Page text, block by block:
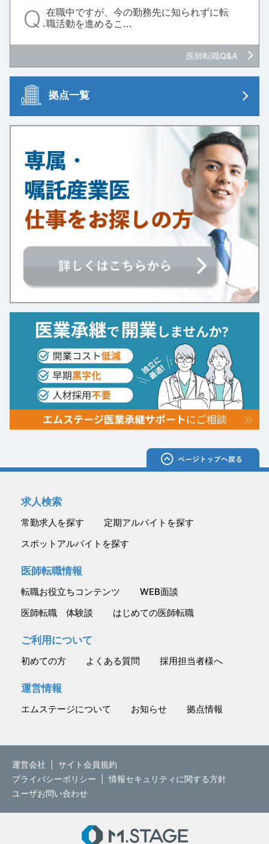
在職中ですが、今の勤務先に知られずに転
職活動を進めるこ...
医師転職Q&A
拠点一覧
求人検索
常勤求人を探す
定期アルバイトを探す
スポットアルバイトを探す
医師転職情報
転職お役立ちコンテンツ
WEB面談
医師転職 体験談
はじめての医師転職
ご利用について
初めての方 よくある質問 採用担当者様へ
運営情報
エムステージについて お知らせ 拠点情報
運営会社
サイト会員規約
プライバシーポリシー
情報セキュリティに関する方針
ユーザお問い合わせ